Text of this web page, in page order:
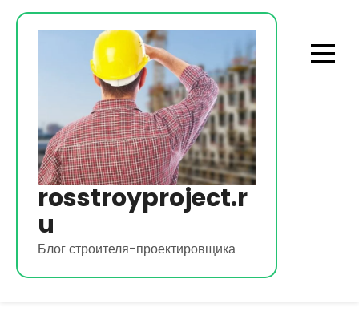
Перейти
rosstroyproject.r
u
Блог строителя-проектировщика